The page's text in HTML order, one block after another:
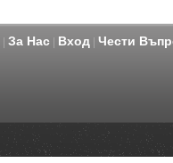
За Нас| Вход| Чести